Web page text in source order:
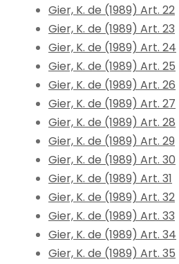
Gier, K. de (1989) Art. 22
Gier, K. de (1989) Art. 23
Gier, K. de (1989) Art. 24
Gier, K. de (1989) Art. 25
Gier, K. de (1989) Art. 26
Gier, K. de (1989) Art. 27
Gier, K. de (1989) Art. 28
Gier, K. de (1989) Art. 29
Gier, K. de (1989) Art. 30
Gier, K. de (1989) Art. 31
Gier, K. de (1989) Art. 32
Gier, K. de (1989) Art. 33
Gier, K. de (1989) Art. 34
Gier, K. de (1989) Art. 35